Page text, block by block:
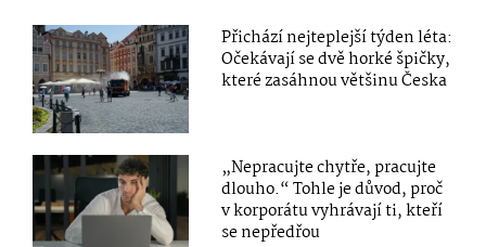
Přichází nejteplejší týden léta:
Očekávají se dvě horké špičky,
které zasáhnou většinu Česka
„Nepracujte chytře, pracujte
dlouho.“ Tohle je důvod, proč
v korporátu vyhrávají ti, kteří
se nepředřou